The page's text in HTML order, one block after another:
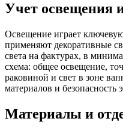
Учет освещения
Освещение играет
применяют декоративные
света на фактурах, в
схема: общее освещение,
раковиной и свет в зоне
материалов и безопасность
Материалы и